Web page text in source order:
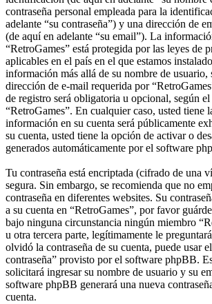
contraseña personal empleada para la
adelante “su contraseña”) y una dirección de
(de aquí en adelante “su email”). La
“RetroGames” está protegida por las leyes de
aplicables en el país en el que estamos
información más allá de su nombre de usuario,
dirección de e-mail requerida por
de registro será obligatoria u opcional, según
“RetroGames”. En cualquier caso, usted tiene
información en su cuenta será públicamente
su cuenta, usted tiene la opción de activar o
generados automáticamente por el software
Tu contraseña está encriptada (cifrado de una
segura. Sin embargo, se recomienda que no
contraseña en diferentes websites. Su
a su cuenta en “RetroGames”, por favor
bajo ninguna circunstancia ningún miembro
u otra tercera parte, legítimamente le
olvidó la contraseña de su cuenta, puede usar
contraseña” provisto por el software phpBB.
solicitará ingresar su nombre de usuario y su
software phpBB generará una nueva
cuenta.